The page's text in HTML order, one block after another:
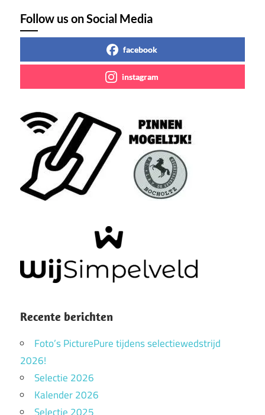
Follow us on Social Media
facebook
instagram
Recente berichten
Foto’s PicturePure tijdens selectiewedstrijd
2026!
Selectie 2026
Kalender 2026
Selectie 2025